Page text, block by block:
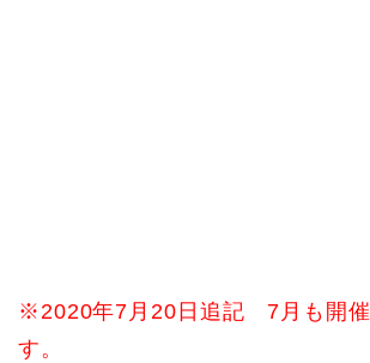
※2020年7月20日追記 7月も開
す。